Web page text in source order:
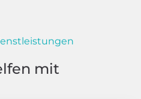
mit